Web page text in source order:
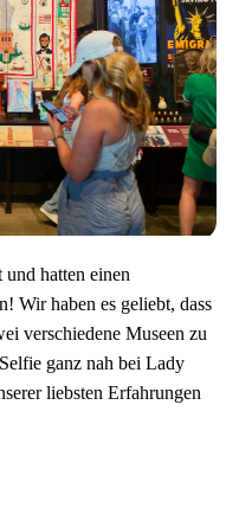
hatten einen
Wir haben es geliebt, dass
verschiedene Museen zu
ganz nah bei Lady
liebsten Erfahrungen